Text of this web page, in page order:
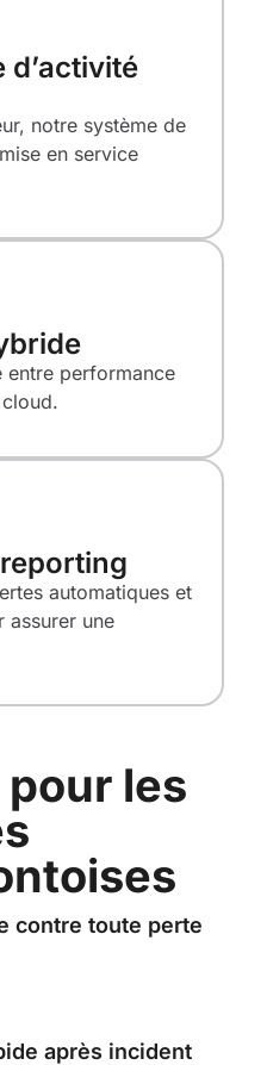
d’activité
notre système de
en service
entre performance
automatiques et
assurer une
les
contre toute perte
après incident